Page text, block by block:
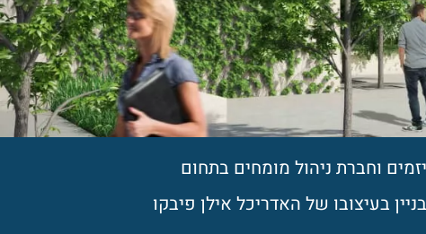
יזמים וחברת ניהול מומחים בתחום
בניין בעיצובו של האדריכל אילן פיבקו